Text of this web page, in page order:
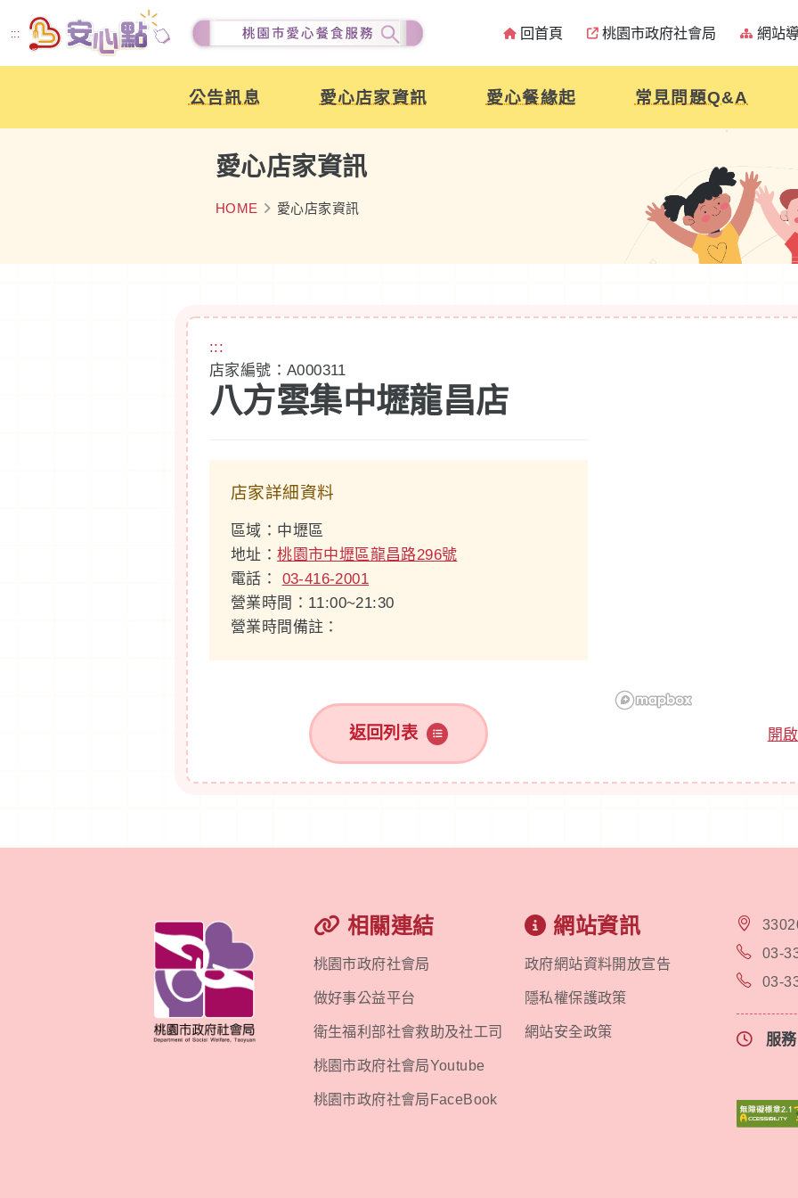
::: 回首頁 桃園市政府社會局 網站
公告訊息 愛心店家資訊 愛心餐緣起 常見問題Q&A
愛心店家資訊
HOME 愛心店家資訊
:::
店家編號：A000311
八方雲集中壢龍昌店
店家詳細資料
區域：中壢區
地址：桃園市中壢區龍昌路296號
電話： 03-416-2001
營業時間：11:00~21:30
營業時間備註：
返回列表 開
相關連結
桃園市政府社會局
做好事公益平台
衛生福利部社會救助及社工司
桃園市政府社會局Youtube
桃園市政府社會局FaceBook
網站資訊
政府網站資料開放宣告
隱私權保護政策
網站安全政策
03-
03-
服